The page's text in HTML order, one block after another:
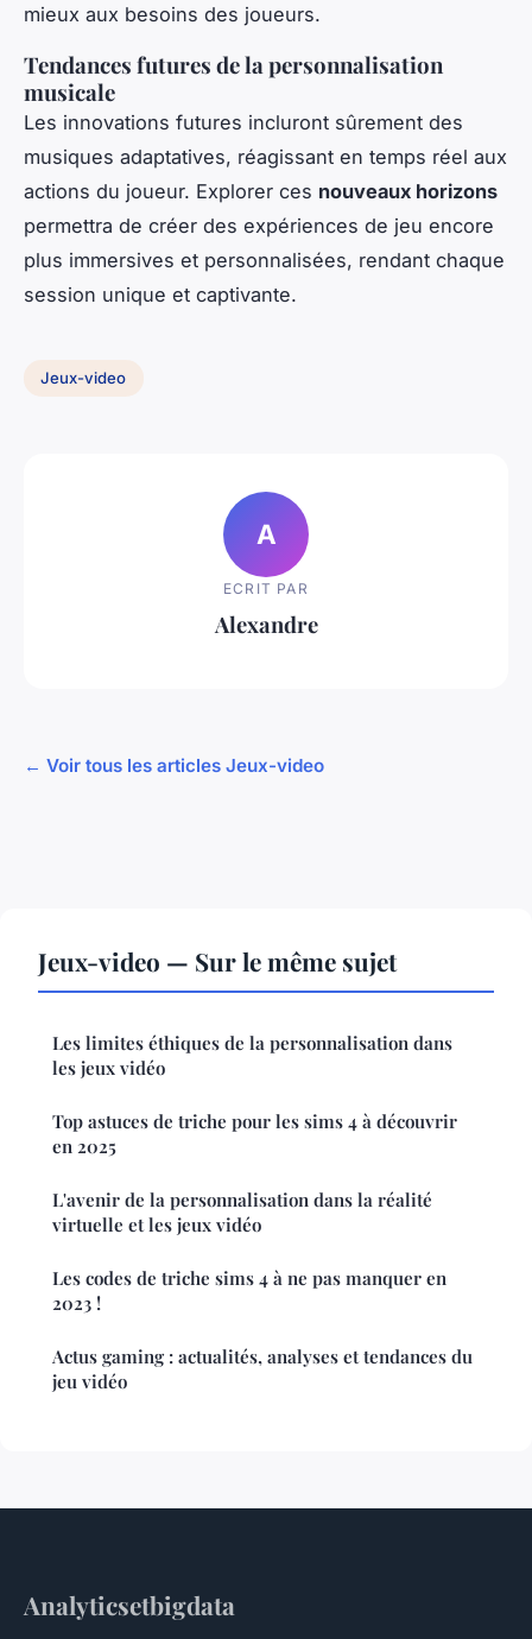
mieux aux besoins des joueurs.
Tendances futures de la personnalisation
musicale
Les innovations futures incluront sûrement des
musiques adaptatives, réagissant en temps réel aux
actions du joueur. Explorer ces nouveaux horizons
permettra de créer des expériences de jeu encore
plus immersives et personnalisées, rendant chaque
session unique et captivante.
Jeux-video
A
ECRIT PAR
Alexandre
← Voir tous les articles Jeux-video
Jeux-video — Sur le même sujet
Les limites éthiques de la personnalisation dans
les jeux vidéo
Top astuces de triche pour les sims 4 à découvrir
en 2025
L'avenir de la personnalisation dans la réalité
virtuelle et les jeux vidéo
Les codes de triche sims 4 à ne pas manquer en
2023 !
Actus gaming : actualités, analyses et tendances du
jeu vidéo
Analyticsetbigdata